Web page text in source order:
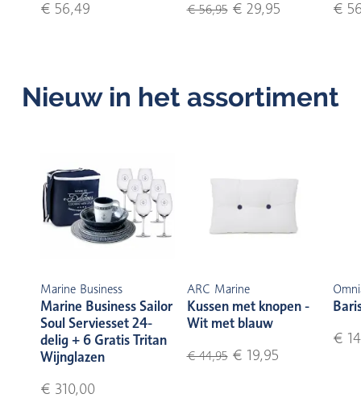
€ 56,49
€ 56,95€ 29,95
€
Nieuw in het assortiment
Marine Business
Marine Business Sailor
Soul Serviesset 24-
delig + 6 Gratis Tritan
Wijnglazen
€ 310,00
ARC Marine
Kussen met knopen -
Wit met blauw
€ 44,95€ 19,95
€